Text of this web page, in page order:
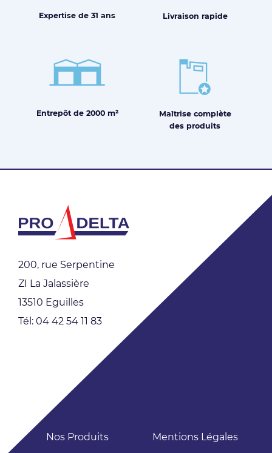
Expertise de 31 ans Livraison rapide
Entrepôt de 2000 m² Maîtrisecomplète
des produits
200, rue Serpentine
ZI La Jalassière
13510 Eguilles
Tél: 04 42 54 11 83
Nos Produits Mentions Légales